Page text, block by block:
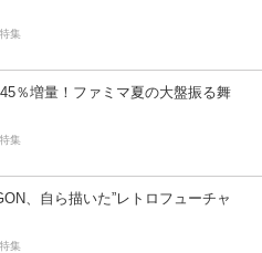
集
％増量！ファミマ夏の大盤振る舞
集
、自ら描いた”レトロフューチャ
集